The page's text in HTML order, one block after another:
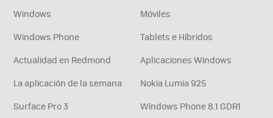
Windows
Móviles
Windows Phone
Tablets e Híbridos
Actualidad en Redmond
Aplicaciones Windows
La aplicación de la semana
Nokia Lumia 925
Surface Pro 3
Windows Phone 8.1 GDR1